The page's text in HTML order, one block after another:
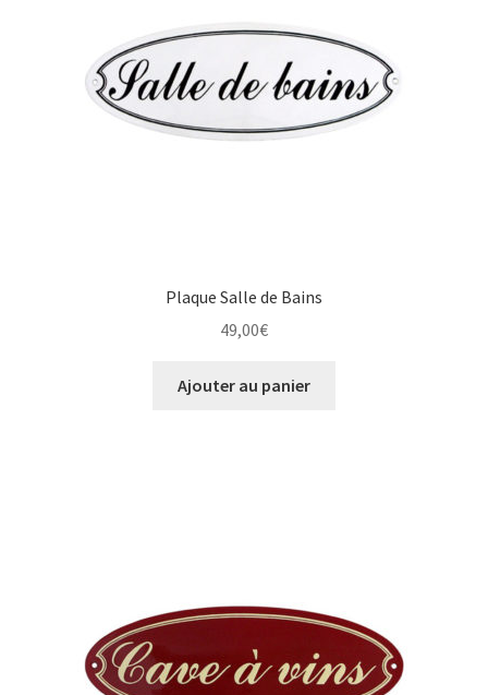
Plaque Salle de Bains
49,00€
Ajouter au panier